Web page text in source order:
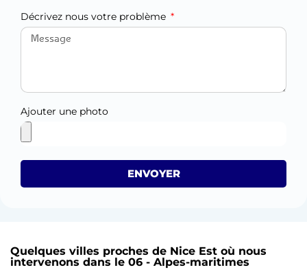
Décrivez nous votre problème
Ajouter une photo
ENVOYER
Quelques villes proches de Nice Est où nous
intervenons dans le 06 - Alpes-maritimes